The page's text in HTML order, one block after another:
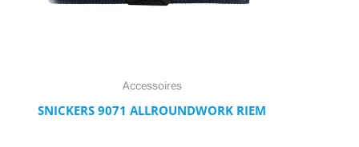
Accessoires
SNICKERS 9071 ALLROUNDWORK RIEM
worden
op